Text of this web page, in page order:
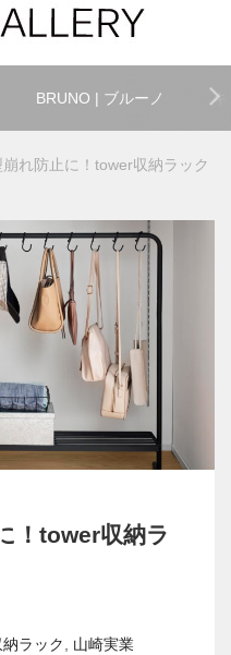
BRUNO | ブルーノ キ
れ防止に！tower収納ラック
！tower収納ラ
納ラック
山崎実業